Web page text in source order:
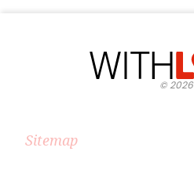
©2026
Sitemap